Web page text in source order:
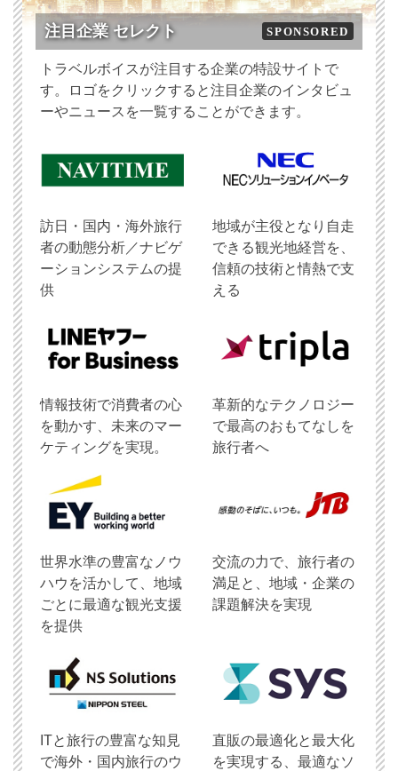
注目企業 セレクト SPONSORED
トラベルボイスが注目する企業の特設サイトで
す。ロゴをクリックすると注目企業のインタビュ
ーやニュースを一覧することができます。
訪日・国内・海外旅行
者の動態分析／ナビゲ
ーションシステムの提
供
地域が主役となり自走
できる観光地経営を、
信頼の技術と情熱で支
える
情報技術で消費者の心
を動かす、未来のマー
ケティングを実現。
革新的なテクノロジー
で最高のおもてなしを
旅行者へ
世界水準の豊富なノウ
ハウを活かして、地域
ごとに最適な観光支援
を提供
交流の力で、旅行者の
満足と、地域・企業の
課題解決を実現
ITと旅行の豊富な知見
で海外・国内旅行のウ
直販の最適化と最大化
を実現する、最適なソ